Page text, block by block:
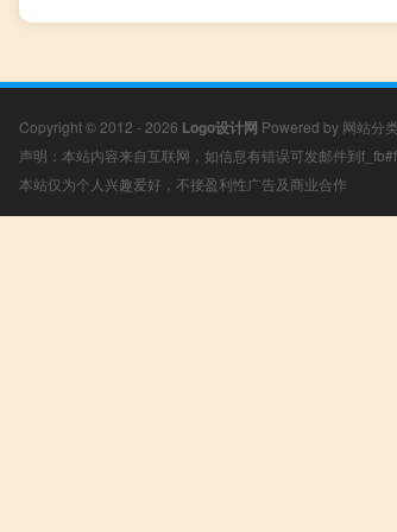
Copyright © 2012 - 2026 Logo设计网 Powered by 网站分
声明：本站内容来自互联网，如信息有错误可发邮件到
本站仅为个人兴趣爱好，不接盈利性广告及商业合作